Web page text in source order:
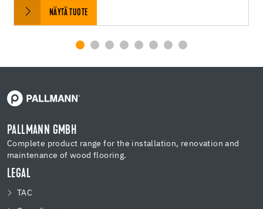
NÄYTÄ TUOTE
PALLMANN GMBH
Complete product range for the installation, renovation and
maintenance of wood flooring.
LEGAL
TAC